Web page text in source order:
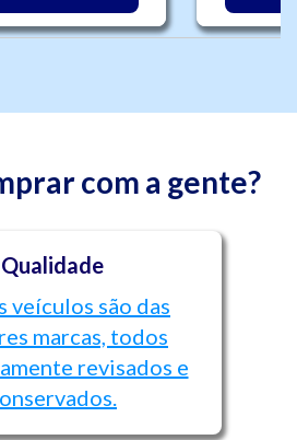
com a gente?
Qualidade
veículos são das
marcas, todos
revisados e